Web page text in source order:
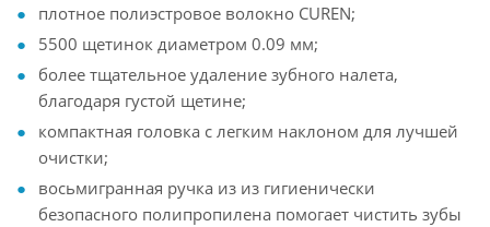
плотное полиэстровое волокно CUREN;
5500 щетинок диаметром 0.09 мм;
более тщательное удаление зубного налета,
благодаря густой щетине;
компактная головка с легким наклоном для лучшей
очистки;
восьмигранная ручка из из гигиенически
безопасного полипропилена помогает чистить зубы